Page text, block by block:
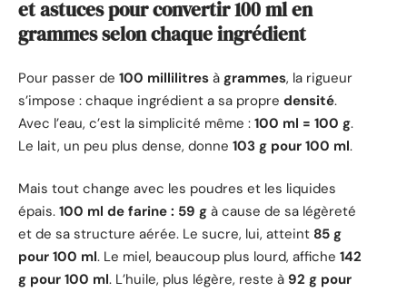
et astuces pour convertir 100 ml en
grammes selon chaque ingrédient
Pour passer de 100 millilitres à grammes, la rigueur
s’impose : chaque ingrédient a sa propre densité.
Avec l’eau, c’est la simplicité même : 100 ml = 100 g.
Le lait, un peu plus dense, donne 103 g pour 100 ml.
Mais tout change avec les poudres et les liquides
épais. 100 ml de farine : 59 g à cause de sa légèreté
et de sa structure aérée. Le sucre, lui, atteint 85 g
pour 100 ml. Le miel, beaucoup plus lourd, affiche 142
g pour 100 ml. L’huile, plus légère, reste à 92 g pour